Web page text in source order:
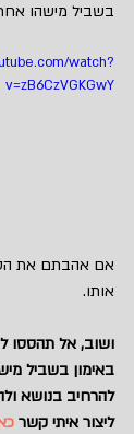
בשביל מישהו
watch?
v=zB6CzVGKGwY
אם אהבתם את
אותו.
ושוב, אל תהססו
באימון בשביל
להרחיב בנושא
ליצור איתי קשר